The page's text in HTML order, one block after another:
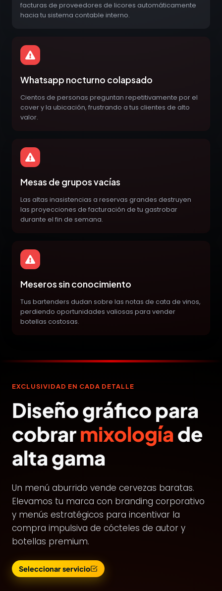
facturas de proveedores de licores automáticamente
hacia tu sistema contable interno.
Whatsapp nocturno colapsado
Cientos de personas preguntan repetitivamente por el
cover y la ubicación, frustrando a tus clientes de alto
valor.
Mesas de grupos vacías
Las altas inasistencias a reservas grandes destruyen
las proyecciones de facturación de tu gastrobar
durante el fin de semana.
Meseros sin conocimiento
Tus bartenders dudan sobre las notas de cata de vinos,
perdiendo oportunidades valiosas para vender
botellas costosas.
EXCLUSIVIDAD EN CADA DETALLE
Diseño gráfico para
cobrarmixologíade
alta gama
Un menú aburrido vende cervezas baratas.
Elevamos tu marca con branding corporativo
y menús estratégicos para incentivar la
compra impulsiva de cócteles de autor y
botellas premium.
Seleccionar servicio